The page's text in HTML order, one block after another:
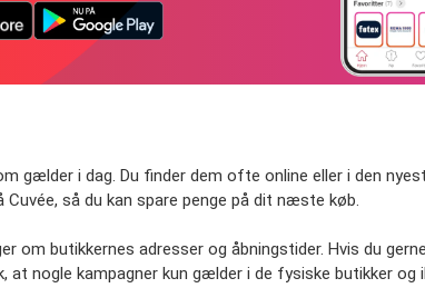
gælder i dag. Du finder dem ofte online eller i den
så du kan spare penge på dit næste køb.
om butikkernes adresser og åbningstider. Hvis du
nogle kampagner kun gælder i de fysiske butikker